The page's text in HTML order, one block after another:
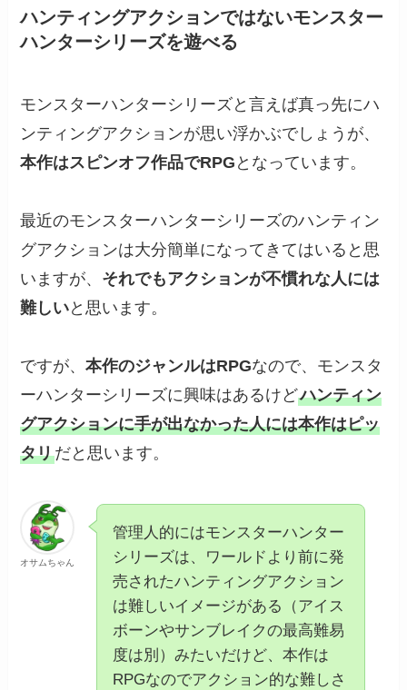
ハンティングアクションではないモンスター
ハンターシリーズを遊べる
モンスターハンターシリーズと言えば真っ先にハ
ンティングアクションが思い浮かぶでしょうが、
本作はスピンオフ作品でRPG となっています。
最近のモンスターハンターシリーズのハンティン
グアクションは大分簡単になってきてはいると思
いますが、 それでもアクションが不慣れな人には
難しいと思います。
ですが、本作のジャンルはRPGなので、モンスタ
ーハンターシリーズに興味はあるけどハンティン
グアクションに手が出なかった人には本作はピッ
タリだと思います。
オサムちゃん
管理人的にはモンスターハンター
シリーズは、ワールドより前に発
売されたハンティングアクション
は難しいイメージがある（アイス
ボーンやサンブレイクの最高難易
度は別）みたいだけど、本作は
RPGなのでアクション的な難しさ